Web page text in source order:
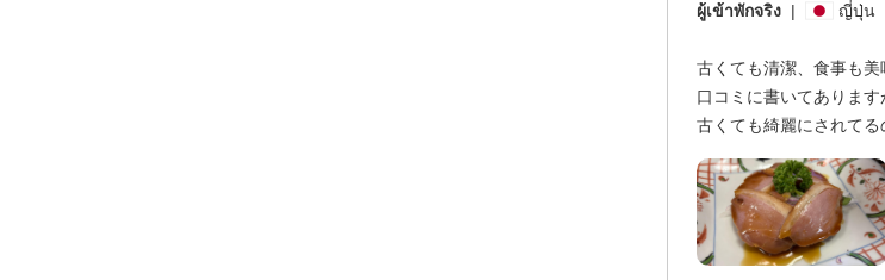
ผู้เข้าพักจริง | ญี่ปุ่น
古くても清潔、食事も
口コミに書いてあります
古くても綺麗にされて
お風呂も硫黄系で白く、
て入れませんでした。。
脱衣所には、ドライヤ
部屋で乾かすことをお